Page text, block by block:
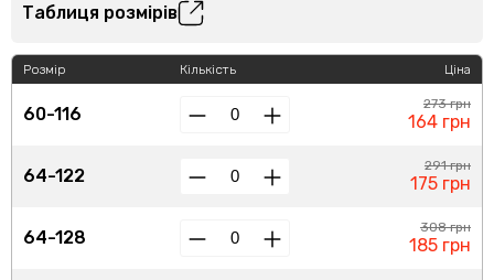
Таблиця розмірів
Розмір
60-116
64-122
64-128
Кількість Ціна
273 грн
164 грн
291 грн
175 грн
308 грн
185 грн